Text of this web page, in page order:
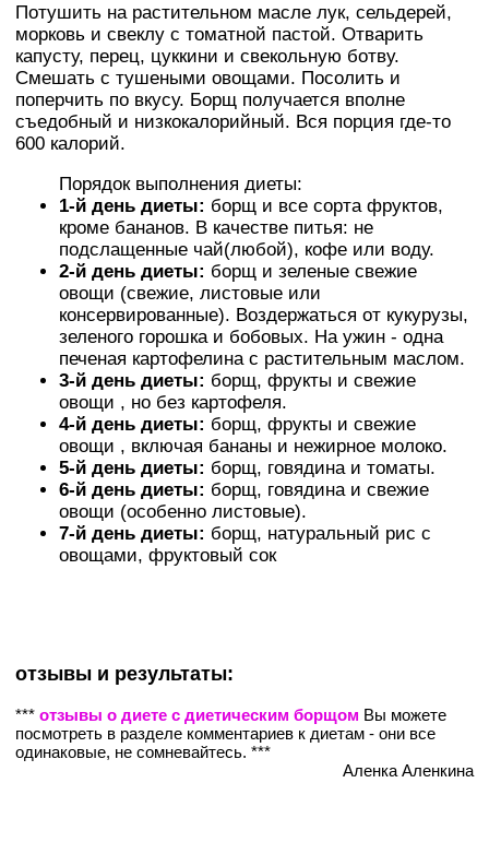
Потушить на растительном масле лук, сельдерей,
морковь и свеклу с томатной пастой. Отварить
капусту, перец, цуккини и свекольную ботву.
Смешать с тушеными овощами. Посолить и
поперчить по вкусу. Борщ получается вполне
съедобный и низкокалорийный. Вся порция где-то
600 калорий.
Порядок выполнения диеты:
1-й день диеты: борщ и все сорта фруктов,
кроме бананов. В качестве питья: не
подслащенные чай(любой), кoфe или воду.
2-й день диеты: борщ и зеленые свежие
овощи (свежие, листовые или
консервированные). Воздержаться от кукурузы,
зеленого горошка и бобовых. На yжин - одна
печеная картофелина с растительным маслом.
3-й день диеты: борщ, фрукты и свежие
овощи , но без картофеля.
4-й день диеты: борщ, фрукты и свежие
овощи , включая бананы и нежирное мoлoкo.
5-й день диеты: борщ, говядина и томаты.
6-й день диеты: борщ, говядина и свежие
овощи (особенно листовые).
7-й день диеты: борщ, натуральный рис с
овощами, фруктовый сок
отзывы и результаты:
*** отзывы о диете с диетическим борщом Вы можете
посмотреть в разделе комментариев к диетам - они все
одинаковые, не сомневайтесь. ***
Аленка Аленкина